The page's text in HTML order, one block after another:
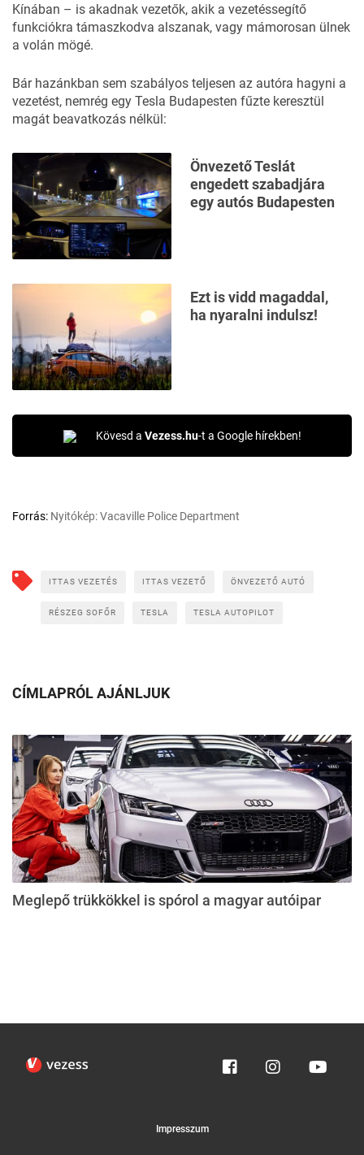
Kínában – is akadnak vezetők, akik a vezetéssegítő
funkciókra támaszkodva alszanak, vagy mámorosan ülnek
a volán mögé.
Bár hazánkban sem szabályos teljesen az autóra hagyni a
vezetést, nemrég egy Tesla Budapesten fűzte keresztül
magát beavatkozás nélkül:
Önvezető Teslát
engedett szabadjára
egy autós Budapesten
Ezt is vidd magaddal,
ha nyaralni indulsz!
Kövesd a Vezess.hu-t a Google hírekben!
Forrás: Nyitókép: Vacaville Police Department
ITTAS VEZETÉS ITTAS VEZETŐ ÖNVEZETŐ AUTÓ
RÉSZEG SOFŐR TESLA TESLA AUTOPILOT
CÍMLAPRÓL AJÁNLJUK
Meglepő trükkökkel is spórol a magyar autóipar
Impresszum